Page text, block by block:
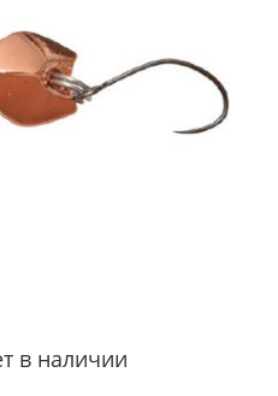
в наличии